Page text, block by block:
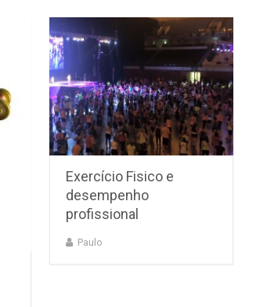
Exercício Fisico e
desempenho
profissional
Paulo